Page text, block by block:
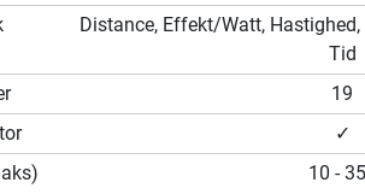
Distance, Effekt/Watt, Hastighed,
Tid
19
✓
10 -